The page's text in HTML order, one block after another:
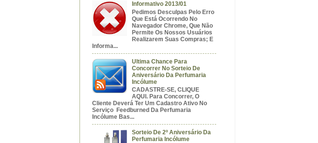
Informativo 2013/01
Pedimos Desculpas Pelo Erro
Que Está Ocorrendo No
Navegador Chrome, Que Não
Permite Os Nossos Usuários
Realizarem Suas Compras; E
Informa...
Ultima Chance Para
Concorrer No Sorteio De
Aniversário Da Perfumaria
Incólume
CADASTRE-SE, CLIQUE
AQUI. Para Concorrer, O
Cliente Deverá Ter Um Cadastro Ativo No
Serviço Feedburned Da Perfumaria
Incólume Bas...
Sorteio De 2º Aniversário Da
Perfumaria Incólume